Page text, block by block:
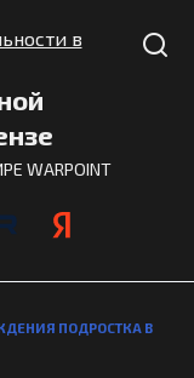
WARPOINT
ПОДРОСТКА В